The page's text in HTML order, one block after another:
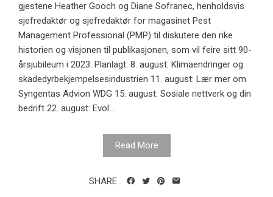
gjestene Heather Gooch og Diane Sofranec, henholdsvis
sjefredaktør og sjefredaktør for magasinet Pest
Management Professional (PMP) til diskutere den rike
historien og visjonen til publikasjonen, som vil feire sitt 90-
årsjubileum i 2023. Planlagt: 8. august: Klimaendringer og
skadedyrbekjempelsesindustrien 11. august: Lær mer om
Syngentas Advion WDG 15. august: Sosiale nettverk og din
bedrift 22. august: Evol...
Read More
SHARE